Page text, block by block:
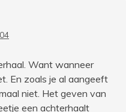
Want wanneer
En zoals je al aangeeft
niet. Het geven van
een achterhaalt